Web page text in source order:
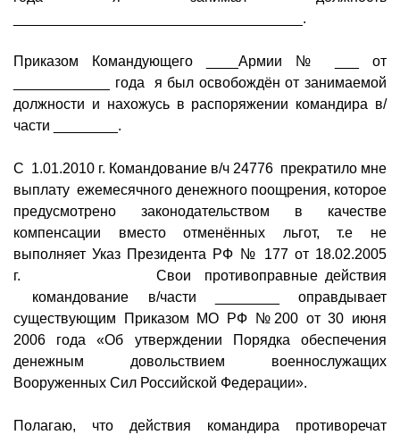
____________________________________.
Приказом Командующего ____Армии № ___ от
____________ года я был освобождён от занимаемой
должности и нахожусь в распоряжении командира в/
части ________.
С 1.01.2010 г. Командование в/ч 24776 прекратило мне
выплату ежемесячного денежного поощрения, которое
предусмотрено законодательством в качестве
компенсации вместо отменённых льгот, т.е не
выполняет Указ Президента РФ № 177 от 18.02.2005
г. Свои противоправные действия
командование в/части ________ оправдывает
существующим Приказом МО РФ №200 от 30 июня
2006 года «Об утверждении Порядка обеспечения
денежным довольствием военнослужащих
Вооруженных Сил Российской Федерации».
Полагаю, что действия командира противоречат